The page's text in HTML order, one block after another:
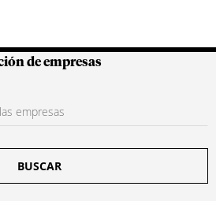
Colombianas
de empresas
BUSCAR